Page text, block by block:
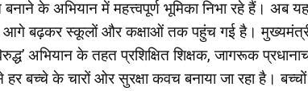
के अभियान में महत्त्वपूर्ण भूमिका निभा रहे हैं। अब
बढ़कर स्कूलों और कक्षाओं तक पहुंच गई है। मुख्यमंत्री
अभियान के तहत प्रशिक्षित शिक्षक, जागरूक
हर बच्चे के चारों ओर सुरक्षा कवच बनाया जा रहा है।